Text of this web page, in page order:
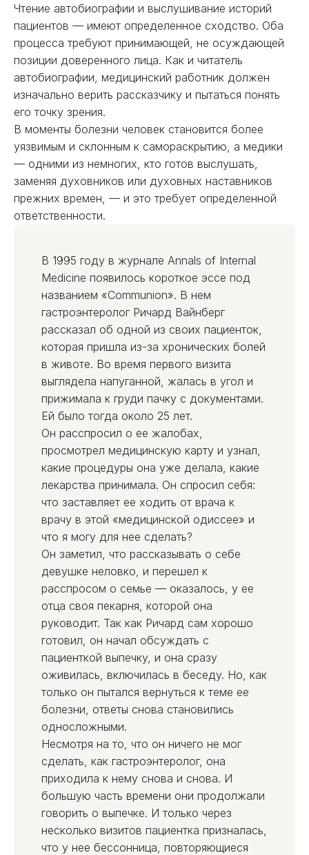
Чтение автобиографии и выслушивание историй
пациентов — имеют определенное сходство. Оба
процесса требуют принимающей, не осуждающей
позиции доверенного лица. Как и читатель
автобиографии, медицинский работник должен
изначально верить рассказчику и пытаться понять
его точку зрения.
В моменты болезни человек становится более
уязвимым и склонным к самораскрытию, а медики
— одними из немногих, кто готов выслушать,
заменяя духовников или духовных наставников
прежних времен, — и это требует определенной
ответственности.
В 1995 году в журнале Annals of Internal
Medicine появилось короткое эссе под
названием «Communion». В нем
гастроэнтеролог Ричард Вайнберг
рассказал об одной из своих пациенток,
которая пришла из-за хронических болей
в животе. Во время первого визита
выглядела напуганной, жалась в угол и
прижимала к груди пачку с документами.
Ей было тогда около 25 лет.
Он расспросил о ее жалобах,
просмотрел медицинскую карту и узнал,
какие процедуры она уже делала, какие
лекарства принимала. Он спросил себя:
что заставляет ее ходить от врача к
врачу в этой «медицинской одиссее» и
что я могу для нее сделать?
Он заметил, что рассказывать о себе
девушке неловко, и перешел к
расспросом о семье — оказалось, у ее
отца своя пекарня, которой она
руководит. Так как Ричард сам хорошо
готовил, он начал обсуждать с
пациенткой выпечку, и она сразу
оживилась, включилась в беседу. Но, как
только он пытался вернуться к теме ее
болезни, ответы снова становились
односложными.
Несмотря на то, что он ничего не мог
сделать, как гастроэнтеролог, она
приходила к нему снова и снова. И
большую часть времени они продолжали
говорить о выпечке. И только через
несколько визитов пациентка призналась,
что у нее бессонница, повторяющиеся